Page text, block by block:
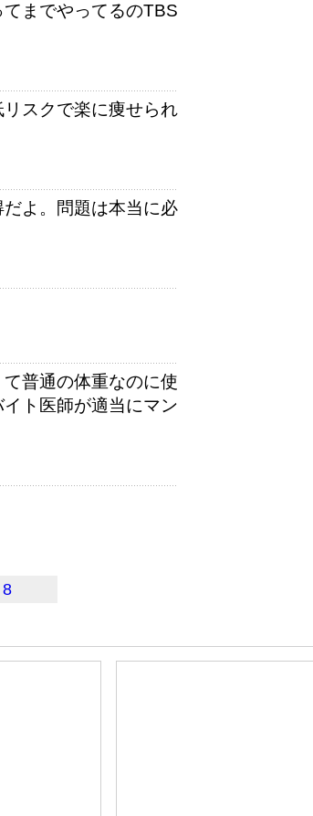
までやってるのTBS
スクで楽に痩せられ
よ。問題は本当に必
普通の体重なのに使
ト医師が適当にマン
8